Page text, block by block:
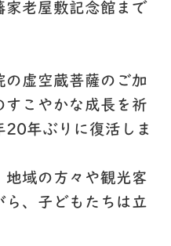
家老屋敷記念館まで
の虚空蔵菩薩のご加
こやかな成長を祈
年ぶりに復活しま
地域の方々や観光客
ら、子どもたちは立